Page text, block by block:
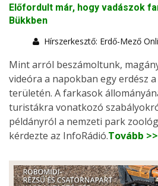
Előfordult már, hogy vadászok
Bükkben
Hírszerkesztő: Erdő-Mező
Mint arról beszámoltunk,
videóra a napokban egy erdész
területén. A farkasok
turistákra vonatkozó
példányról a nemzeti park
kérdezte az InfoRádió.Tovább